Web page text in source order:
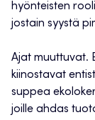
hyönteisten
jostain syystä
Ajat muuttuvat.
kiinostavat
suppea
joille ahdas